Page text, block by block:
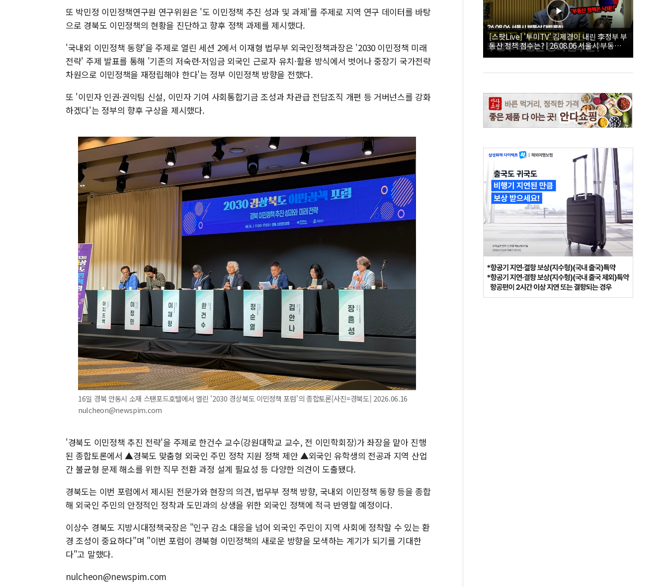
또 박민정 이민정책연구원 연구위원은 '도 이민정책 추진 성과 및 과제'를 주제로 지역 연구 데이터를 바탕
으로 경북도 이민정책의 현황을 진단하고 향후 정책 과제를 제시했다.
'국내외 이민정책 동향'을 주제로 열린 세션 2에서 이재형 법무부 외국인정책과장은 '2030 이민정책 미래
전략' 주제 발표를 통해 '기존의 저숙련·저임금 외국인 근로자 유치·활용 방식에서 벗어나 중장기 국가전략
차원으로 이민정책을 재정립해야 한다'는 정부 이민정책 방향을 전했다.
또 '이민자 인권·권익팀 신설, 이민자 기여 사회통합기금 조성과 차관급 전담조직 개편 등 거버넌스를 강화
하겠다'는 정부의 향후 구상을 제시했다.
16일 경북 안동시 소재 스탠포드호텔에서 열린 '2030 경상북도 이민정책 포럼'의 종합토론[사진=경북도] 2026.06.16
nulcheon@newspim.com
'경북도 이민정책 추진 전략'을 주제로 한건수 교수(강원대학교 교수, 전 이민학회장)가 좌장을 맡아 진행
된 종합토론에서 ▲경북도 맞춤형 외국인 주민 정착 지원 정책 제안 ▲외국인 유학생의 전공과 지역 산업
간 불균형 문제 해소를 위한 직무 전환 과정 설계 필요성 등 다양한 의견이 도출됐다.
경북도는 이번 포럼에서 제시된 전문가와 현장의 의견, 법무부 정책 방향, 국내외 이민정책 동향 등을 종합
해 외국인 주민의 안정적인 정착과 도민과의 상생을 위한 외국인 정책에 적극 반영할 예정이다.
이상수 경북도 지방시대정책국장은 "인구 감소 대응을 넘어 외국인 주민이 지역 사회에 정착할 수 있는 환
경 조성이 중요하다"며 "이번 포럼이 경북형 이민정책의 새로운 방향을 모색하는 계기가 되기를 기대한
다"고 말했다.
nulcheon@newspim.com
[스팟Live] '투미TV' 김제경이 내린 李정부 부
동산 정책 점수는? | 26.08.06 서울시 부동산
대토론회